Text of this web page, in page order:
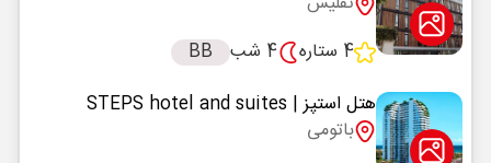
4 ستاره
4 شب
BB
هتل استپز| STEPS hotel and suites
باتومی